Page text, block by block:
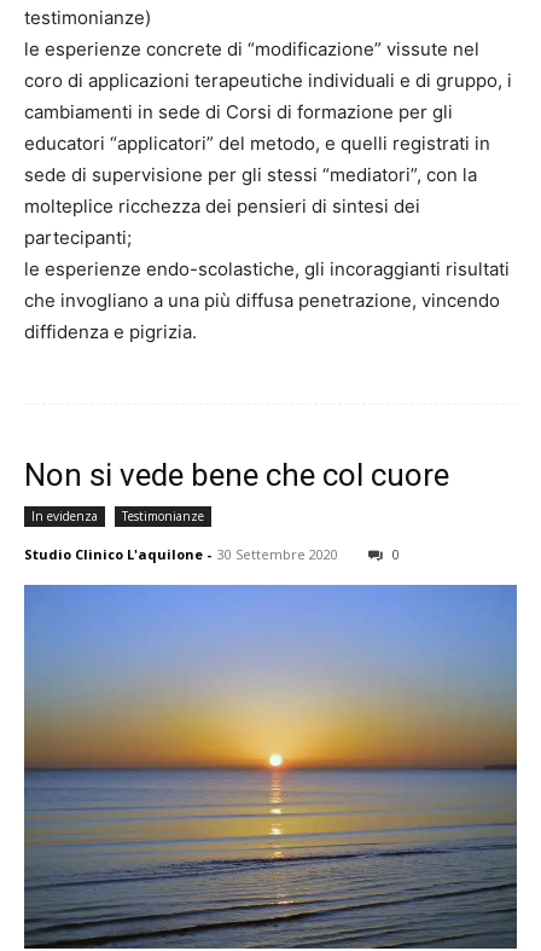
testimonianze)
le esperienze concrete di “modificazione” vissute nel
coro di applicazioni terapeutiche individuali e di gruppo, i
cambiamenti in sede di Corsi di formazione per gli
educatori “applicatori” del metodo, e quelli registrati in
sede di supervisione per gli stessi “mediatori”, con la
molteplice ricchezza dei pensieri di sintesi dei
partecipanti;
le esperienze endo-scolastiche, gli incoraggianti risultati
che invogliano a una più diffusa penetrazione, vincendo
diffidenza e pigrizia.
Non si vede bene che col cuore
In evidenza Testimonianze
Studio Clinico L'aquilone - 30 Settembre 2020 0